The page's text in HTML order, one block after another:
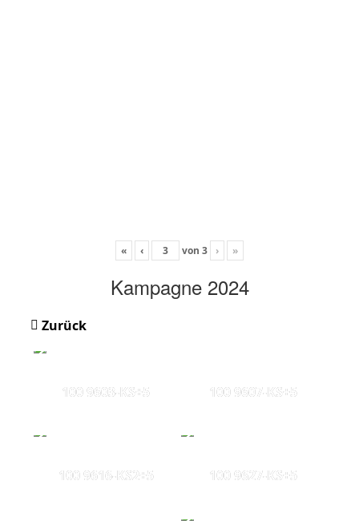
« ‹ von 3 › »
Kampagne 2024
Zurück
100 9603-KS+5 100 9607-KS+5
100 9616-KS2+5 100 9627-KS+5